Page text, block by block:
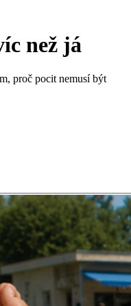
než já
proč pocit nemusí být